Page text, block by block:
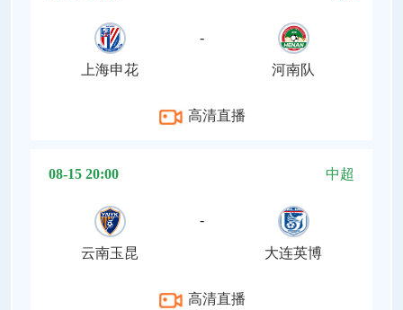
上海申花
-
河南队
高清直播
08-15 20:00 中超
云南玉昆
-
大连英博
高清直播